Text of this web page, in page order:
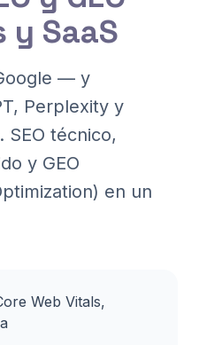
y SaaS
— y
Perplexity y
SEO técnico,
y GEO
en un
Web Vitals,